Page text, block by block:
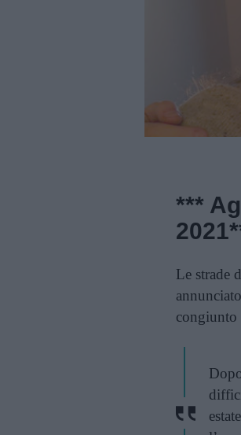
***
Le strade
congiunto